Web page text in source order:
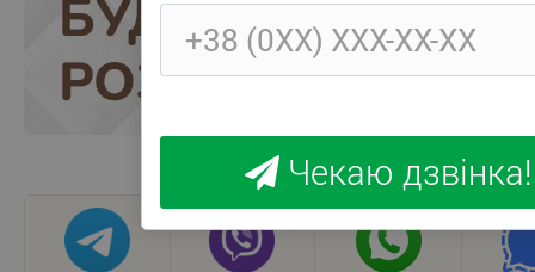
Чекаю дзвінка!